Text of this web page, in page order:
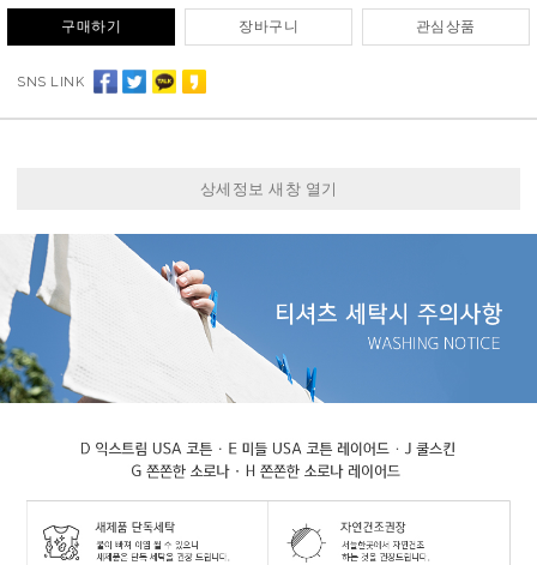
구매하기 장바구니 관심상품
SNS LINK
상세정보 새창 열기